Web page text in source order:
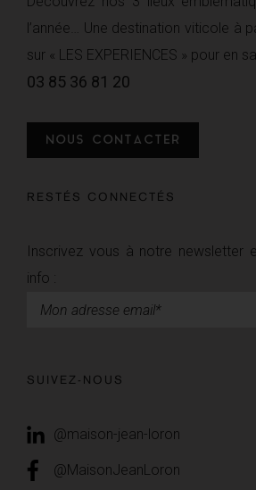
l’année… Une destination viticole à
sur « LES EXPERIENCES » pour en
03 85 36 81 20
NOUS CONTACTER
RESTÉS CONNECTÉS
Inscrivez vous à notre newsletter
info :
SUIVEZ-NOUS
@maison-jean-loron
@MaisonJeanLoron